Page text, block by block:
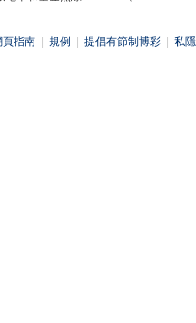
頁指南 規例 提倡有節制博彩 私